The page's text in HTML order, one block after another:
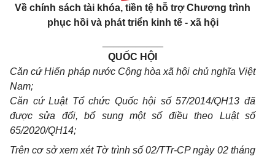
Về chính sách tài khóa, tiền tệ hỗ trợ Chương trình
phục hồi và phát triển kinh tế - xã hội
QUỐC HỘI
Căn cứ Hiến pháp nước Cộng hòa xã hội chủ nghĩa Việt
Nam;
Căn cứ Luật Tổ chức Quốc hội số 57/2014/QH13 đã
được sửa đổi, bổ sung một số điều theo Luật số
65/2020/QH14;
Trên cơ sở xem xét Tờ trình số 02/TTr-CP ngày 02 tháng